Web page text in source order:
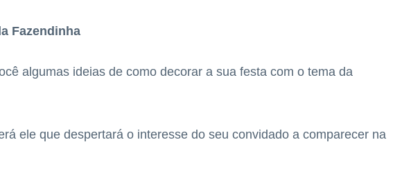
Fazendinha
algumas ideias de como decorar a sua festa com o tema da
ele que despertará o interesse do seu convidado a comparecer na